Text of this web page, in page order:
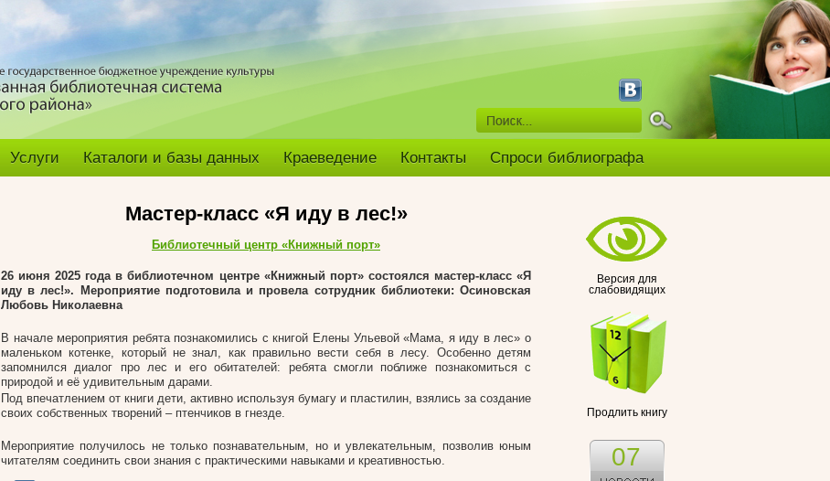
Услуги Каталоги и базы данных Краеведение Контакты Спроси библиографа
Версия для
слабовидящих
Продлить книгу
07
Мастер-класс «Я иду в лес!»
Библиотечный центр «Книжный порт»
26 июня 2025 года в библиотечном центре «Книжный порт»состоялся мастер-класс «Я
иду в лес!». Мероприятие подготовила и провела сотрудник библиотеки: Осиновская
Любовь Николаевна
В начале мероприятия ребята познакомились с книгой Елены Ульевой «Мама, я иду в лес» о
маленьком котенке, который не знал, как правильно вести себя в лесу. Особенно детям
запомнился диалог про лес и его обитателей: ребята смогли поближе познакомиться с
природой и её удивительным дарами.
Под впечатлением от книги дети, активно используя бумагу и пластилин, взялись за создание
своих собственных творений – птенчиков в гнезде.
Мероприятие получилось не только познавательным, но и увлекательным, позволив юным
читателям соединить свои знания с практическими навыками и креативностью.